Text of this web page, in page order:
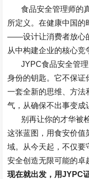
食品安全管理师的
所定义。在健康中国
——设计让消费者放心
从中构建企业的核心竞
JYPC食品安全管
身份的钥匙。它不保证
一套全新的思维、方法
气，从确保不出事变成
别再让你的才华被
这张蓝图，用食安价值
域。从今天起，不仅要
安全创造无限可能的卓
现在就出发，用JYPC